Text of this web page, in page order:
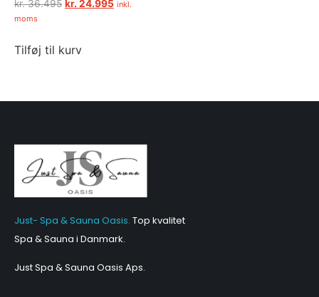
kr.36.495 kr. 24.995 inkl.
moms
Tilføj til kurv
Just- Spa & Sauna Oasis. Top kvalitet
Spa & Sauna i Danmark.
Just Spa & Sauna Oasis Aps.